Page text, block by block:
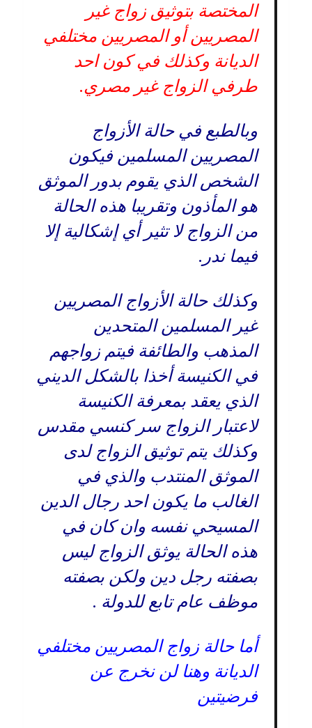
المختصة بتوثيق زواج غير
المصريين أو المصريين مختلفي
الديانة وكذلك في كون احد
طرفي الزواج غير مصري.
وبالطبع في حالة الأزواج
المصريين المسلمين فيكون
الشخص الذي يقوم بدور الموثق
هو المأذون وتقريبا هذه الحالة
من الزواج لا تثير أي إشكالية إلا
فيما ندر.
وكذلك حالة الأزواج المصريين
غير المسلمين المتحدين
المذهب والطائفة فيتم زواجهم
في الكنيسة أخذا بالشكل الديني
الذي يعقد بمعرفة الكنيسة
لاعتبار الزواج سر كنسي مقدس
وكذلك يتم توثيق الزواج لدى
الموثق المنتدب والذي في
الغالب ما يكون احد رجال الدين
المسيحي نفسه وان كان في
هذه الحالة يوثق الزواج ليس
بصفته رجل دين ولكن بصفته
موظف عام تابع للدولة .
أما حالة زواج المصريين مختلفي
الديانة وهنا لن نخرج عن
فرضيتين